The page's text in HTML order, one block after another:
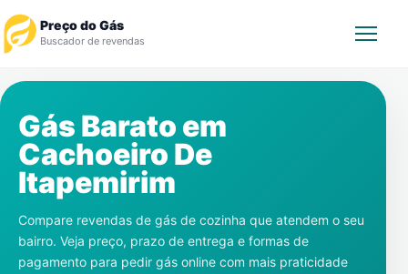
Preço do Gás
Buscador de revendas
Revendedor
Notícias
Cadastre-se
Gás Barato em
Cachoeiro De
Itapemirim
Compare revendas de gás de cozinha que atendem o seu
bairro. Veja preço, prazo de entrega e formas de
pagamento para pedir gás online com mais praticidade